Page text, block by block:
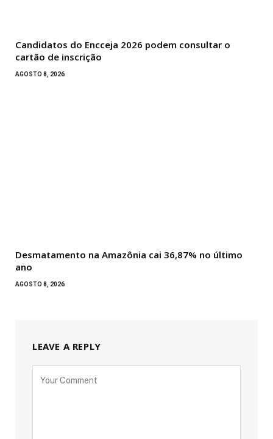
Candidatos do Encceja 2026 podem consultar o
cartão de inscrição
AGOSTO 8, 2026
Desmatamento na Amazônia cai 36,87% no último
ano
AGOSTO 8, 2026
LEAVE A REPLY